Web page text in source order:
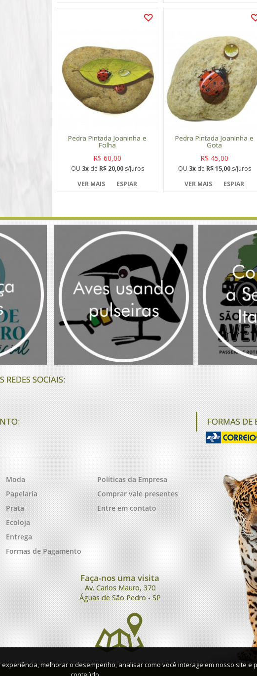
Pedra Pintada Joaninha e
Folha
R$ 60,00
OU 3xde R$ 20,00s/juros
VER MAIS
ESPIAR
Pedra Pintada Joaninha e
Gota
R$ 45,00
OU 3xde R$ 15,00s/juros
VER MAIS
ESPIAR
REDES SOCIAIS:
FORMAS DE
Moda
Papelaria
Prata
Ecoloja
Entrega
Formas de Pagamento
Políticas da Empresa
Comprar vale presentes
Entre em contato
Faça-nos uma visita
Av. Carlos Mauro, 370
Águas de São Pedro - SP
melhorar o desempenho, analisar como você interage em nosso site e